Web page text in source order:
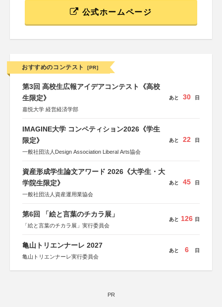
公式ホームページ
おすすめのコンテスト [PR]
第3回 高校生広報アイデアコンテスト《高校
生限定》
嘉悦大学 経営経済学部
あと 30 日
IMAGINE大学 コンペティション2026《学生
限定》
一般社団法人Design Association Liberal Arts協会
あと 22 日
資産形成学生論文アワード 2026《大学生・大
学院生限定》
一般社団法人資産運用業協会
あと 45 日
第6回 「絵と言葉のチカラ展」
「絵と言葉のチカラ展」実行委員会
あと 126 日
亀山トリエンナーレ 2027
亀山トリエンナーレ実行委員会
あと 6 日
PR